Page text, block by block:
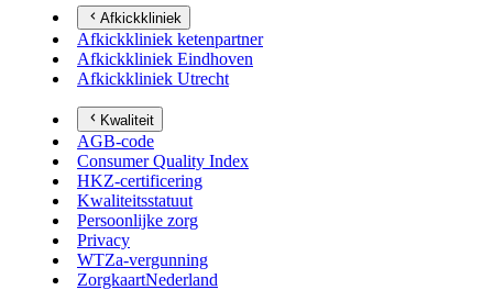
Afkickkliniek
Afkickkliniek ketenpartner
Afkickkliniek Eindhoven
Afkickkliniek Utrecht
Kwaliteit
AGB-code
Consumer Quality Index
HKZ-certificering
Kwaliteitsstatuut
Persoonlijke zorg
Privacy
WTZa-vergunning
ZorgkaartNederland